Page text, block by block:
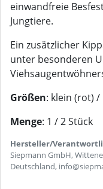
einwandfreie
Jungtiere.
Ein zusätzlicher
unter besonderen
Größen: klein (rot)
Menge: 1 / 2 Stück
Hersteller/
Siepmann GmbH,
Deutschland,